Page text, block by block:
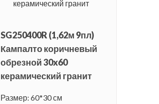
SG250400R (1,62м 9пл)
Кампалто коричневый
обрезной 30x60
керамический гранит
Размер: 60*30 см